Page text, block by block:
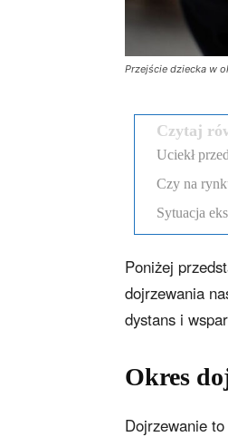
Przejście dziecka w
Czytaj
Uciekł
Czy na
Sytuacja
Poniżej
dojrzewania
dystans i
Okres
Dojrzewanie